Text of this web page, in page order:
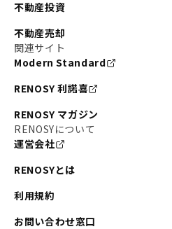
不動産投資
不動産売却
関連サイト
Modern Standard
RENOSY 利諾喜
RENOSY マガジン
RENOSYについて
運営会社
RENOSYとは
利用規約
お問い合わせ窓口